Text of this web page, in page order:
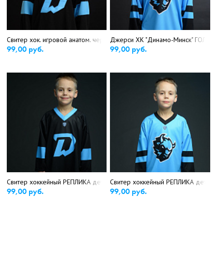
Свитер хок. игровой анатом. черный с вышивкой (44-60) (5618)
99,00 руб.
Джерси ХК "Динамо-Минск"
99,00 руб.
Свитер хоккейный РЕПЛИКА детская (р-р 28-42) черный (4597/5289)
99,00 руб.
Свитер хоккейный РЕПЛИКА
99,00 руб.